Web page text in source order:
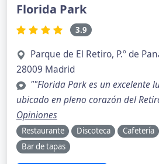
Florida Park
3.9
Parque de El Retiro, P.º de
28009 Madrid
""Florida Park es un excelente
ubicado en pleno corazón del
Opiniones
Restaurante Discoteca Cafetería
Bar de tapas